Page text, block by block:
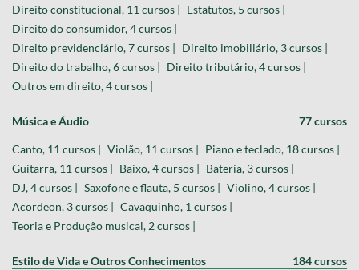
Direito constitucional, 11 cursos | Estatutos, 5 cursos |
Direito do consumidor, 4 cursos |
Direito previdenciário, 7 cursos | Direito imobiliário, 3 cursos |
Direito do trabalho, 6 cursos | Direito tributário, 4 cursos |
Outros em direito, 4 cursos |
Música e Áudio 77 cursos
Canto, 11 cursos | Violão, 11 cursos | Piano e teclado, 18 cursos |
Guitarra, 11 cursos | Baixo, 4 cursos | Bateria, 3 cursos |
DJ, 4 cursos | Saxofone e flauta, 5 cursos | Violino, 4 cursos |
Acordeon, 3 cursos | Cavaquinho, 1 cursos |
Teoria e Produção musical, 2 cursos |
Estilo de Vida e Outros Conhecimentos 184 cursos